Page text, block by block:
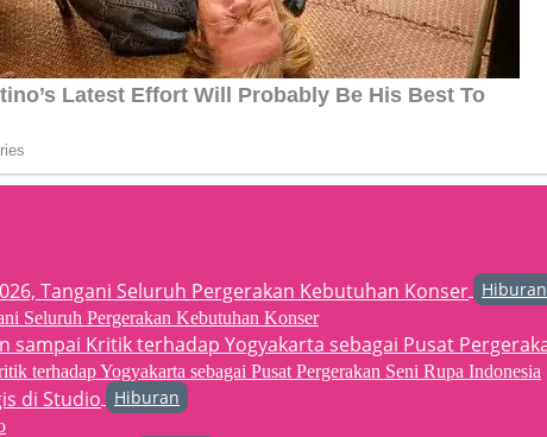
Hiburan
Seluruh Pergerakan Kebutuhan Konser
terhadap Yogyakarta sebagai Pusat Pergerakan Seni Rupa Indonesia
Hiburan